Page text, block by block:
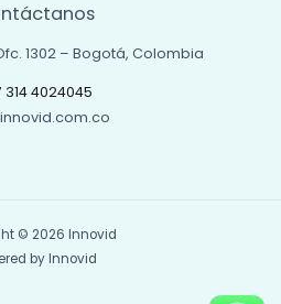
1302 – Bogotá, Colombia
314 4024045
© 2026 Innovid
by Innovid